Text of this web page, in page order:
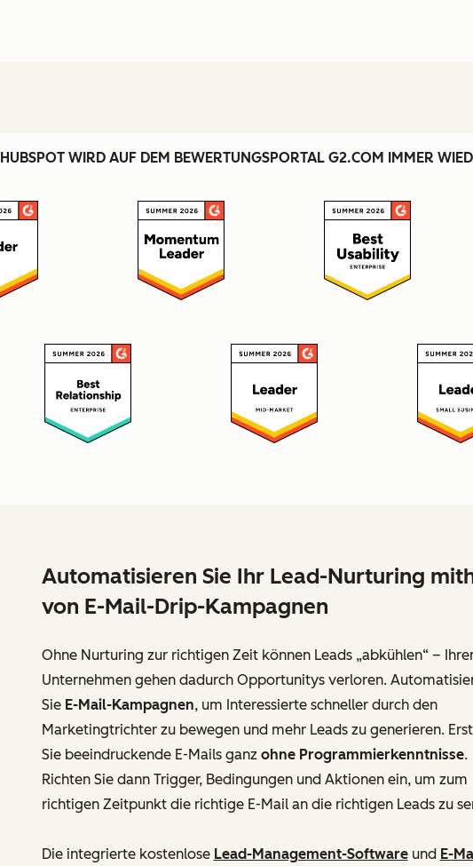
HUBSPOT WIRD AUF DEM BEWERTUNGSPORTAL G2.COM IMMER
Automatisieren Sie Ihr Lead-Nurturing
von E-Mail-Drip-Kampagnen
Ohne Nurturing zur richtigen Zeit können Leads „abkühlen“ –
Unternehmen gehen dadurch Opportunitys verloren.
Sie E-Mail-Kampagnen, um Interessierte schneller durch den
Marketingtrichter zu bewegen und mehr Leads zu generieren.
Sie beeindruckende E-Mails ganz ohne Programmierkenntnisse.
Richten Sie dann Trigger, Bedingungen und Aktionen ein, um zum
richtigen Zeitpunkt die richtige E-Mail an die richtigen Leads zu
Die integrierte kostenlose Lead-Management-Softwareund E-